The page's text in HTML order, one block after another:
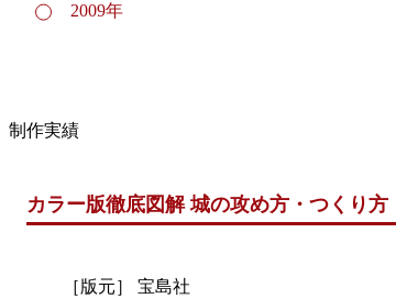
2009年
制作実績
カラー版徹底図解 城の攻め方・つくり方
［版元］ 宝島社